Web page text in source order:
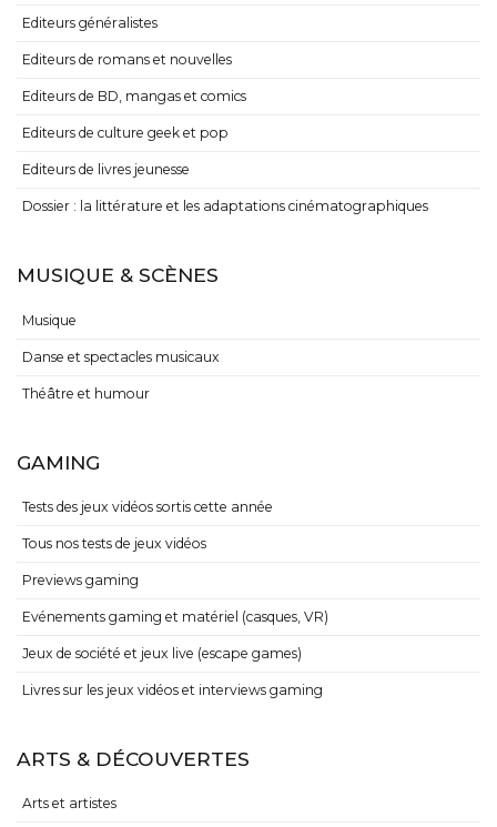
Editeurs généralistes
Editeurs de romans et nouvelles
Editeurs de BD, mangas et comics
Editeurs de culture geek et pop
Editeurs de livres jeunesse
Dossier : la littérature et les adaptations cinématographiques
MUSIQUE & SCÈNES
Musique
Danse et spectacles musicaux
Théâtre et humour
GAMING
Tests des jeux vidéos sortis cette année
Tous nos tests de jeux vidéos
Previews gaming
Evénements gaming et matériel (casques, VR)
Jeux de société et jeux live (escape games)
Livres sur les jeux vidéos et interviews gaming
ARTS & DÉCOUVERTES
Arts et artistes